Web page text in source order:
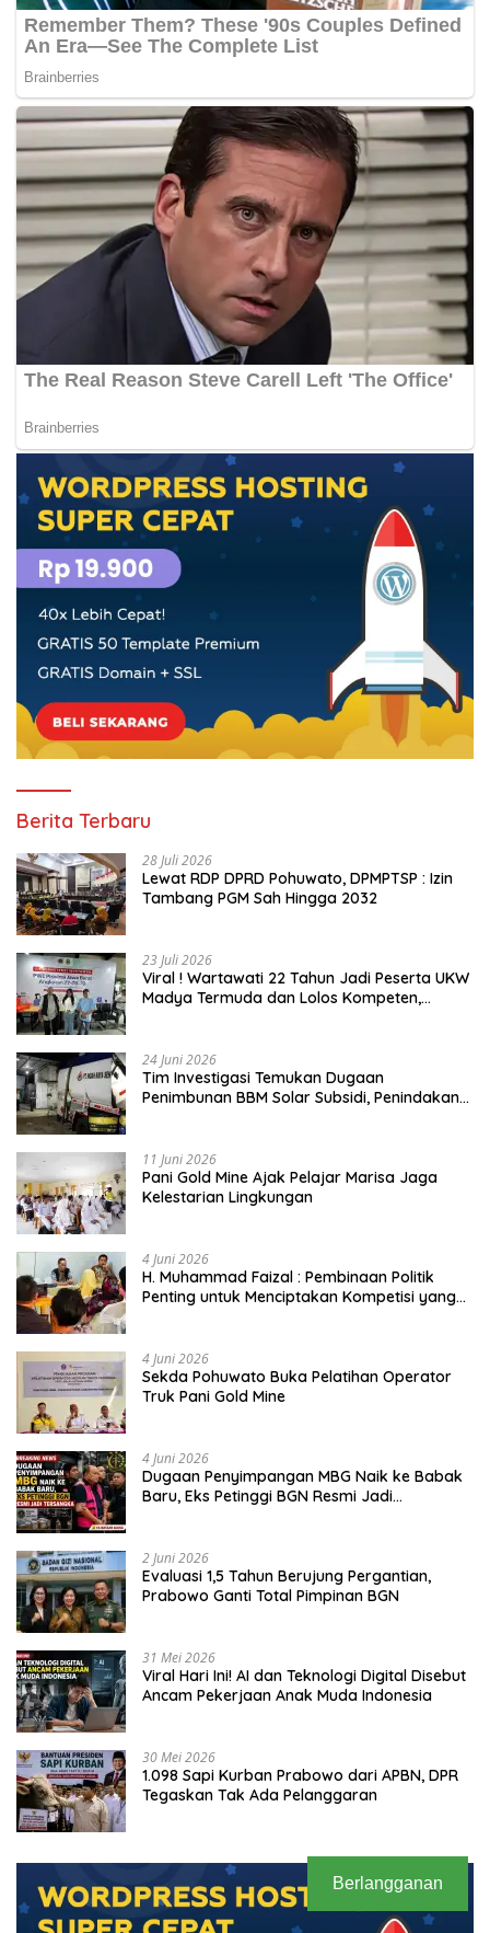
Berita Terbaru
28 Juli 2026
Lewat RDP DPRD Pohuwato, DPMPTSP : Izin
Tambang PGM Sah Hingga 2032
23 Juli 2026
Viral ! Wartawati 22 Tahun Jadi Peserta UKW
Madya Termuda dan Lolos Kompeten,
24 Juni 2026
Tim Investigasi Temukan Dugaan
Penimbunan BBM Solar Subsidi, Penindakan
11 Juni 2026
Pani Gold Mine Ajak Pelajar Marisa Jaga
Kelestarian Lingkungan
4 Juni 2026
H. Muhammad Faizal : Pembinaan Politik
Penting untuk Menciptakan Kompetisi yang
4 Juni 2026
Sekda Pohuwato Buka Pelatihan Operator
Truk Pani Gold Mine
4 Juni 2026
Dugaan Penyimpangan MBG Naik ke Babak
Baru, Eks Petinggi BGN Resmi Jadi
2 Juni 2026
Evaluasi 1,5 Tahun Berujung Pergantian,
Prabowo Ganti Total Pimpinan BGN
31 Mei 2026
Viral Hari Ini! AI dan Teknologi Digital Disebut
Ancam Pekerjaan Anak Muda Indonesia
30 Mei 2026
1.098 Sapi Kurban Prabowo dari APBN, DPR
Tegaskan Tak Ada Pelanggaran
Berlangganan